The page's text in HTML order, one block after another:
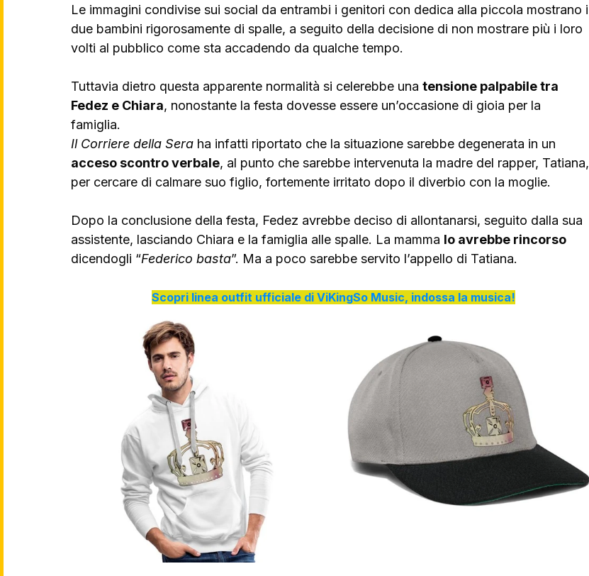
Le immagini condivise sui social da entrambi i genitori con dedica alla piccola mostrano i
due bambini rigorosamente di spalle, a seguito della decisione di non mostrare più i loro
volti al pubblico come sta accadendo da qualche tempo.
Tuttavia dietro questa apparente normalità si celerebbe una tensione palpabile tra
Fedez e Chiara, nonostante la festa dovesse essere un’occasione di gioia per la
famiglia.
Il Corriere della Sera ha infatti riportato che la situazione sarebbe degenerata in un
acceso scontro verbale, al punto che sarebbe intervenuta la madre del rapper, Tatiana,
per cercare di calmare suo figlio, fortemente irritato dopo il diverbio con la moglie.
Dopo la conclusione della festa, Fedez avrebbe deciso di allontanarsi, seguito dalla sua
assistente, lasciando Chiara e la famiglia alle spalle. La mamma lo avrebbe rincorso
dicendogli “Federico basta”. Ma a poco sarebbe servito l’appello di Tatiana.
Scopri linea outfit ufficiale di ViKingSo Music, indossa la musica!